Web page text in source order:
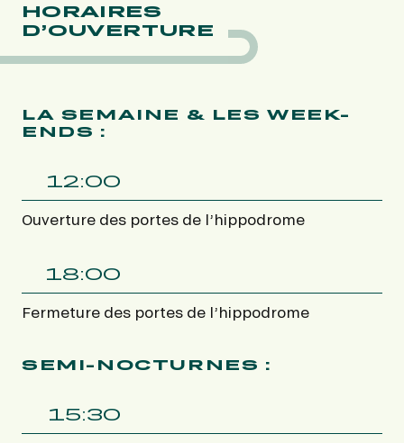
HORAIRES
D’OUVERTURE
LA SEMAINE & LES WEEK-
ENDS :
12:00
Ouverture des portes de l’hippodrome
18:00
Fermeture des portes de l’hippodrome
SEMI-NOCTURNES :
15:30